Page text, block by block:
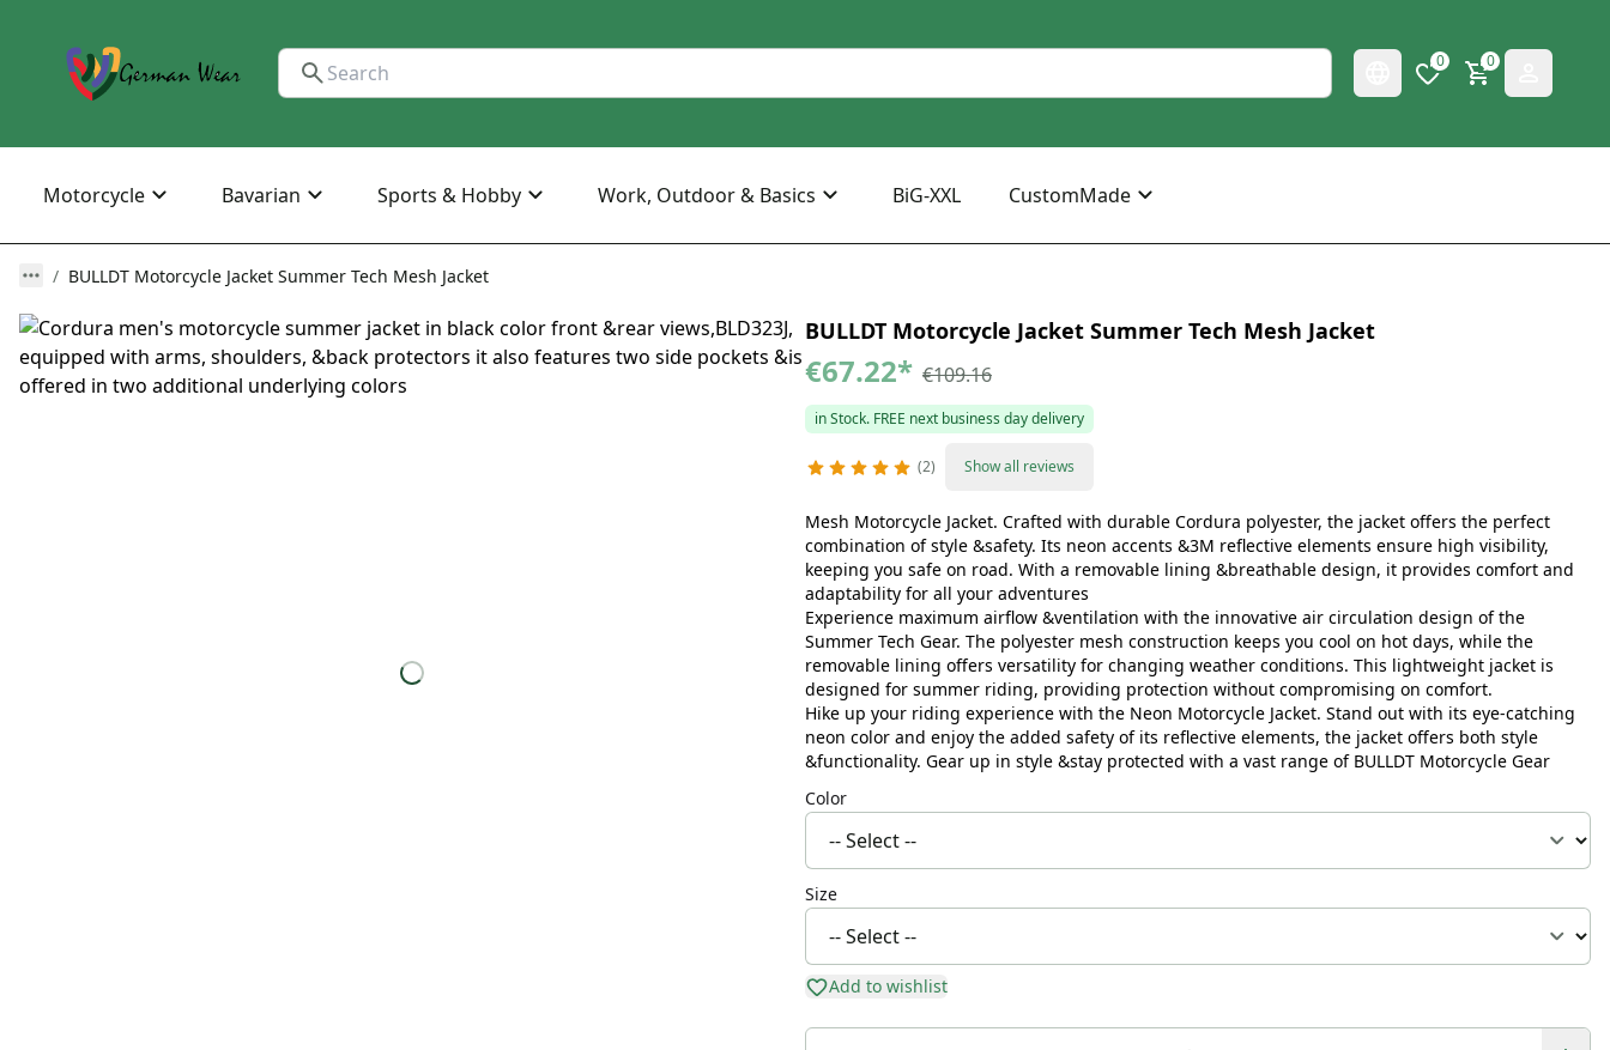
0 0
Motorcycle Bavarian Sports & Hobby Work, Outdoor & Basics BiG-XXL CustomMade
BULLDT Motorcycle Jacket Summer Tech Mesh Jacket
BULLDT Motorcycle Jacket Summer Tech Mesh Jacket
€67.22* €109.16
in Stock. FREE next business day delivery
2 Show all reviews
Mesh Motorcycle Jacket. Crafted with durable Cordura polyester, the jacket offers the perfect
combination of style &safety. Its neon accents &3M reflective elements ensure high visibility,
keeping you safe on road. With a removable lining &breathable design, it provides comfort and
adaptability for all your adventures
Experience maximum airflow &ventilation with the innovative air circulation design of the
Summer Tech Gear. The polyester mesh construction keeps you cool on hot days, while the
removable lining offers versatility for changing weather conditions. This lightweight jacket is
designed for summer riding, providing protection without compromising on comfort.
Hike up your riding experience with the Neon Motorcycle Jacket. Stand out with its eye-catching
neon color and enjoy the added safety of its reflective elements, the jacket offers both style
&functionality. Gear up in style &stay protected with a vast range of BULLDT Motorcycle Gear
Color
Size
Add to wishlist